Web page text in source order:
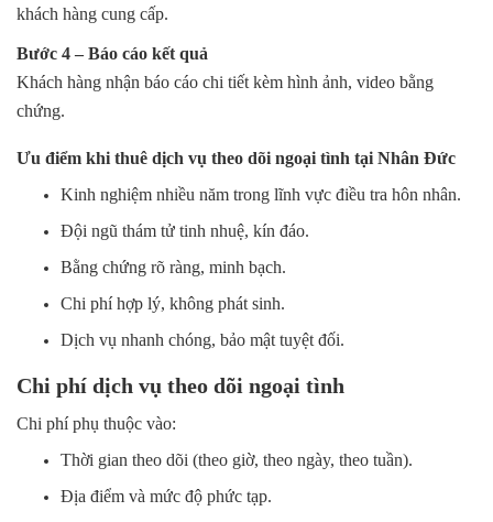
khách hàng cung cấp.
Bước 4 – Báo cáo kết quả
Khách hàng nhận báo cáo chi tiết kèm hình ảnh, video bằng
chứng.
Ưu điểm khi thuê dịch vụ theo dõi ngoại tình tại Nhân Đức
Kinh nghiệm nhiều năm trong lĩnh vực điều tra hôn nhân.
Đội ngũ thám tử tinh nhuệ, kín đáo.
Bằng chứng rõ ràng, minh bạch.
Chi phí hợp lý, không phát sinh.
Dịch vụ nhanh chóng, bảo mật tuyệt đối.
Chi phí dịch vụ theo dõi ngoại tình
Chi phí phụ thuộc vào:
Thời gian theo dõi (theo giờ, theo ngày, theo tuần).
Địa điểm và mức độ phức tạp.